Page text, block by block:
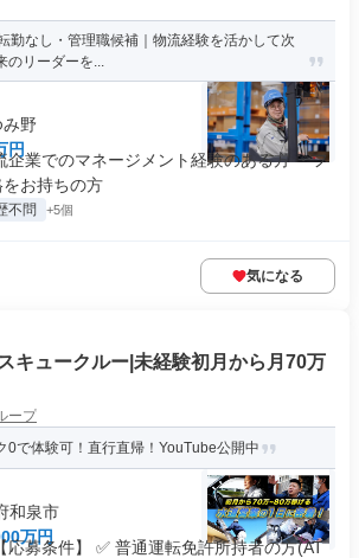
勤なし・管理職候補｜物流経験を活かして次
のリーダーを...
野
円
企業でのマネージメント経験のある方 ・フ
お持ちの方
不問 +5個
気になる
キュークルー|未経験初月から月70万
ープ
0で体験可！直行直帰！YouTube公開中
和泉市
万円
応募条件】 ✅ 普通運転免許所持者の方(AT